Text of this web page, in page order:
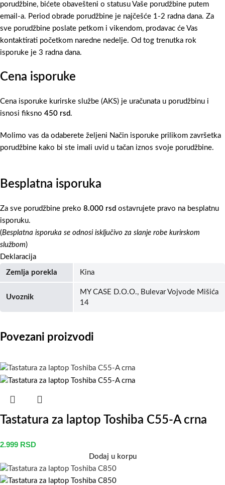
porudžbine, bićete obavešteni o statusu Vaše porudžbine putem
email-a. Period obrade porudžbine je najčešće 1-2 radna dana. Za
sve porudžbine poslate petkom i vikendom, prodavac će Vas
kontaktirati početkom naredne nedelje. Od tog trenutka rok
isporuke je 3 radna dana.
Cena isporuke
Cena isporuke kurirske službe (AKS) je uračunata u porudžbinu i
isnosi fiksno 450 rsd.
Molimo vas da odaberete željeni Način isporuke prilikom završetka
porudžbine kako bi ste imali uvid u tačan iznos svoje porudžbine.
Besplatna isporuka
Za sve porudžbine preko 8.000 rsd ostavrujete pravo na besplatnu
isporuku.
(Besplatna isporuka se odnosi isključivo za slanje robe kurirskom
službom)
Deklaracija
Zemlja porekla Kina
Uvoznik
MY CASE D.O.O., Bulevar Vojvode Mišića
14
Povezani proizvodi
Tastatura za laptop Toshiba C55-A crna
2.999 RSD
Dodaj u korpu